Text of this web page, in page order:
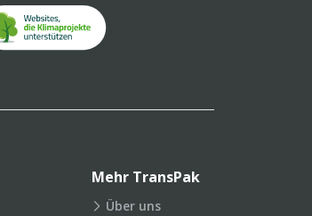
Mehr TransPak
Über uns